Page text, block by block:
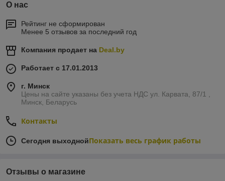
О нас
Рейтинг не сформирован
Менее 5 отзывов за последний год
Компания продает на Deal.by
Работает с 17.01.2013
г. Минск
Цены на сайте указаны без учета НДС ул. Карвата, 87/1 ,
Минск, Беларусь
Контакты
Сегодня выходнойПоказать весь график работы
Отзывы о магазине